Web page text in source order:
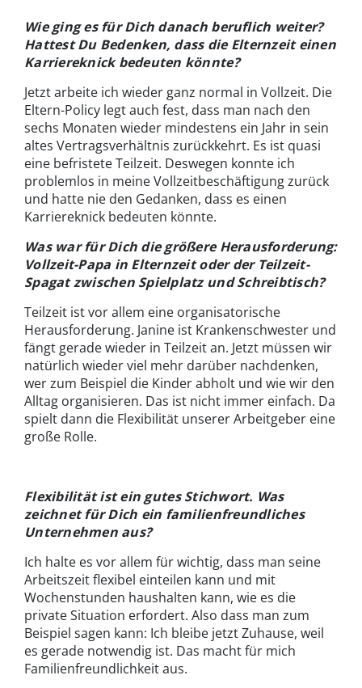
Wie ging es für Dich danach beruflich weiter?
Hattest Du Bedenken, dass die Elternzeit einen
Karriereknick bedeuten könnte?
Jetzt arbeite ich wieder ganz normal in Vollzeit. Die
Eltern-Policy legt auch fest, dass man nach den
sechs Monaten wieder mindestens ein Jahr in sein
altes Vertragsverhältnis zurückkehrt. Es ist quasi
eine befristete Teilzeit. Deswegen konnte ich
problemlos in meine Vollzeitbeschäftigung zurück
und hatte nie den Gedanken, dass es einen
Karriereknick bedeuten könnte.
Was war für Dich die größere Herausforderung:
Vollzeit-Papa in Elternzeit oder der Teilzeit-
Spagat zwischen Spielplatz und Schreibtisch?
Teilzeit ist vor allem eine organisatorische
Herausforderung. Janine ist Krankenschwester und
fängt gerade wieder in Teilzeit an. Jetzt müssen wir
natürlich wieder viel mehr darüber nachdenken,
wer zum Beispiel die Kinder abholt und wie wir den
Alltag organisieren. Das ist nicht immer einfach. Da
spielt dann die Flexibilität unserer Arbeitgeber eine
große Rolle.
Flexibilität ist ein gutes Stichwort. Was
zeichnet für Dich ein familienfreundliches
Unternehmen aus?
Ich halte es vor allem für wichtig, dass man seine
Arbeitszeit flexibel einteilen kann und mit
Wochenstunden haushalten kann, wie es die
private Situation erfordert. Also dass man zum
Beispiel sagen kann: Ich bleibe jetzt Zuhause, weil
es gerade notwendig ist. Das macht für mich
Familienfreundlichkeit aus.